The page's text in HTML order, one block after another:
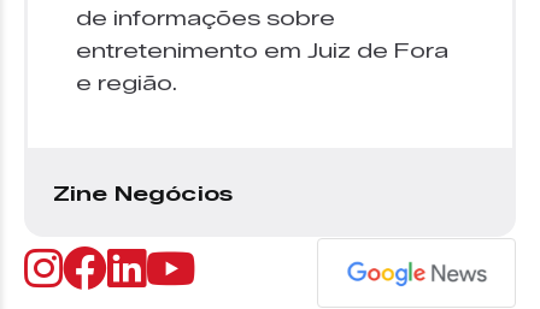
de informações sobre
entretenimento em Juiz de Fora
e região.
Zine Negócios